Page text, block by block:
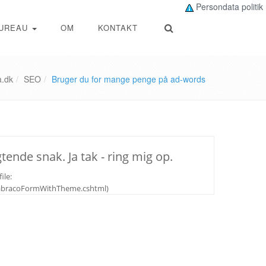
Persondata politik
OM KONTAKT
SEO Bruger du for mange penge på ad-words
snak. Ja tak - ring mig op.